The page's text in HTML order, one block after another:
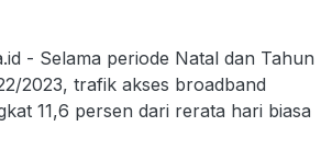
- Selama periode Natal dan Tahun
2023, trafik akses broadband
11,6 persen dari rerata hari biasa